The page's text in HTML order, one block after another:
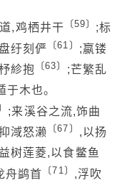
,鸡栖井干 〔59〕 ;标
纡刻俨 〔61〕 ;嬴镂
紾抱 〔63〕 ;芒繁乱
于木也。
;来溪谷之流,饰曲
淢怒濑 〔67〕 ,以扬
树莲菱,以食鳖鱼
舟鹢首 〔71〕 ,浮吹